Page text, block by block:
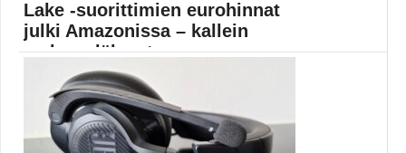
Lake -suorittimien eurohinnat
julki Amazonissa – kallein
maksaa lähes t...
Intelin tulevat Alder Lake -suorittimet ovat tulossa
markkinoille...
Alder Lake